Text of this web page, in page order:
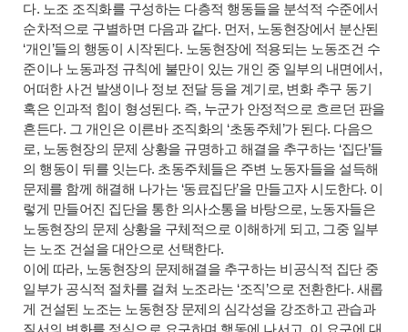
다. 노조 조직화를 구성하는 다층적 행동들을 분석적 수준에서
순차적으로 구별하면 다음과 같다. 먼저, 노동현장에서 분산된
‘개인’들의 행동이 시작된다. 노동현장에 적용되는 노동조건 수
준이나 노동과정 규칙에 불만이 있는 개인 중 일부의 내면에서,
어떠한 사건 발생이나 정보 전달 등을 계기로, 변화 추구 동기
혹은 인과적 힘이 형성된다. 즉, 누군가 안정적으로 흐르던 판을
흔든다. 그 개인은 이른바 조직화의 ‘초동주체’가 된다. 다음으
로, 노동현장의 문제 상황을 규명하고 해결을 추구하는 ‘집단’들
의 행동이 뒤를 잇는다. 초동주체들은 주변 노동자들을 설득해
문제를 함께 해결해 나가는 ‘동료집단’을 만들고자 시도한다. 이
렇게 만들어진 집단을 통한 의사소통을 바탕으로, 노동자들은
노동현장의 문제 상황을 구체적으로 이해하게 되고, 그중 일부
는 노조 건설을 대안으로 선택한다.
이에 따라, 노동현장의 문제해결을 추구하는 비공식적 집단 중
일부가 공식적 절차를 걸쳐 노조라는 ‘조직’으로 전환한다. 새롭
게 건설된 노조는 노동현장 문제의 심각성을 강조하고 관습과